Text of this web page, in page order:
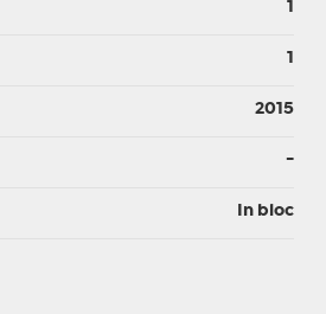
1
1
2015
-
In bloc